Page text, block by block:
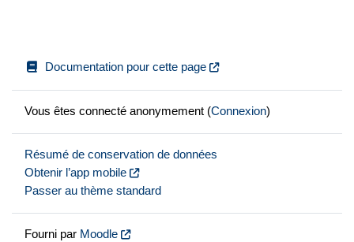
Documentation pour cette page
Vous êtes connecté anonymement (Connexion)
Résumé de conservation de données
Obtenir l’app mobile
Passer au thème standard
Fourni par Moodle